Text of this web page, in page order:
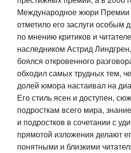
Международное жюри Премии
отметило его заслуги особым
по мнению критиков и
наследником Астрид
боялся откровенного
обходил самых трудных тем,
долей юмора настаивал на
Его стиль ясен и доступен,
подросткам всего мира,
и подростков в сочетании с
прямотой изложения делают
понятными и близкими